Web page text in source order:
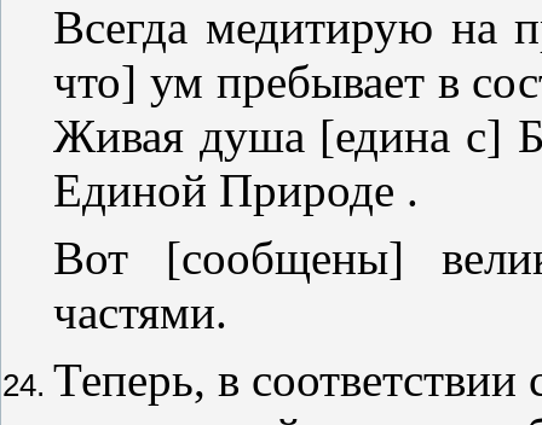
Всегда медитирую на
что] ум пребывает в
Живая душа [едина с]
Единой Природе .
Вот [сообщены]
частями.
Теперь, в